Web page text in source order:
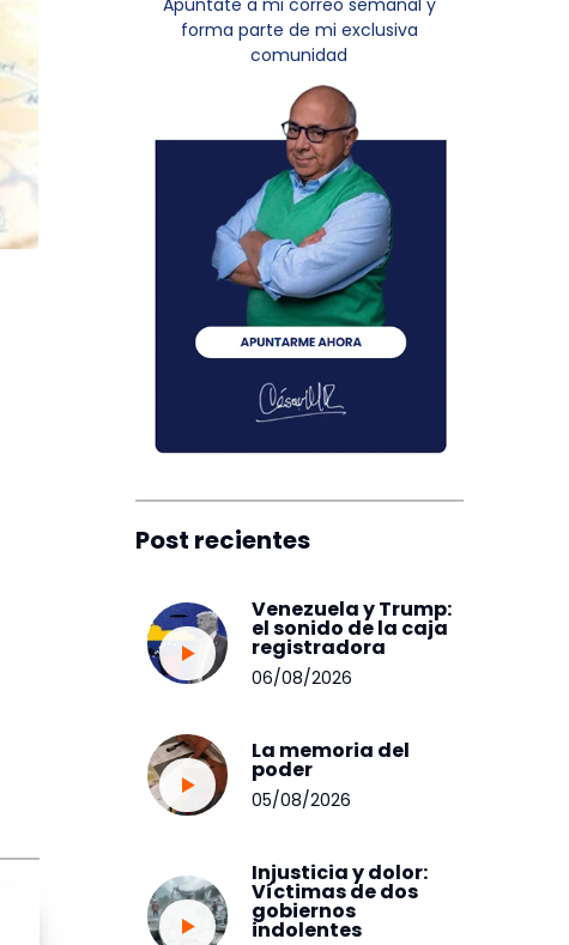
Apúntate a mi correo semanal y
forma parte de mi exclusiva
comunidad
Post recientes
Venezuela y Trump:
el sonido de la caja
registradora
06/08/2026
La memoria del
poder
05/08/2026
Injusticia y dolor:
Víctimas de dos
gobiernos
indolentes